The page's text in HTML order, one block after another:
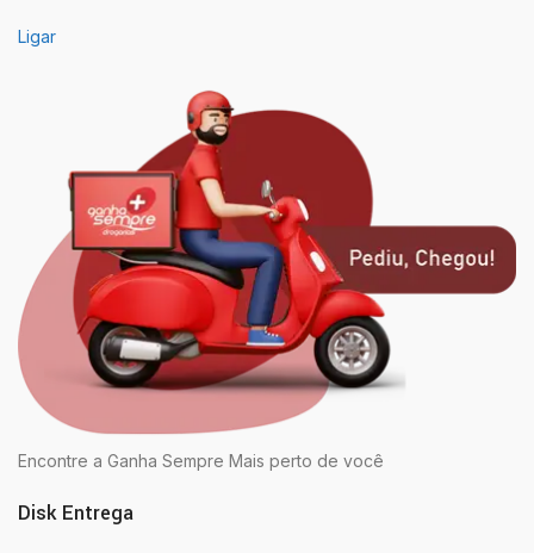
Ligar
Encontre a Ganha Sempre Mais perto de você
Disk Entrega